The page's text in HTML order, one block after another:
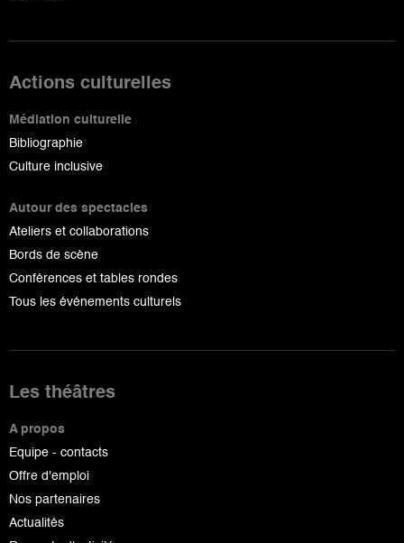
Actions culturelles
Médiation culturelle
Bibliographie
Culture inclusive
Autour des spectacles
Ateliers et collaborations
Bords de scène
Conférences et tables rondes
Tous les événements culturels
Les théâtres
A propos
Equipe - contacts
Offre d'emploi
Nos partenaires
Actualités